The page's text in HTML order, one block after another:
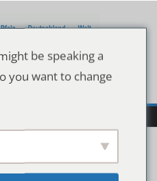
be speaking a
you want to change